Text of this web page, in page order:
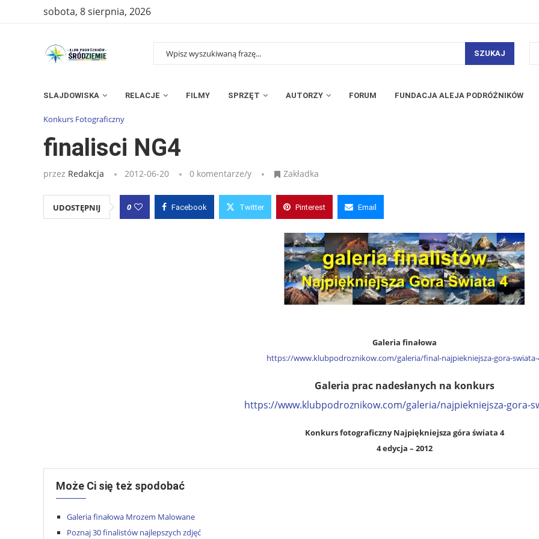
sobota, 8 sierpnia, 2026
SZUKAJ
SLAJDOWISKA RELACJE FILMY SPRZĘT AUTORZY FORUM FUNDACJA ALEJA PODRÓŻNIKÓW
Strona główna» Wpisy »finalisci NG4
Konkurs Fotograficzny
finalisci NG4
przez Redakcja 2012-06-20 0 komentarze/y Zakładka
UDOSTĘPNIJ 0 Facebook Twitter Pinterest Email
Galeria finałowa
https://www.klubpodroznikow.com/galeria/final-najpiekniejsza-gora-
Galeria prac nadesłanych na konkurs
https://www.klubpodroznikow.com/galeria/najpiekniejsza-gora-
Konkurs fotograficzny Najpiękniejsza góra świata 4
4 edycja – 2012
Może Ci się też spodobać
Galeria finałowa Mrozem Malowane
Poznaj 30 finalistów najlepszych zdjęć